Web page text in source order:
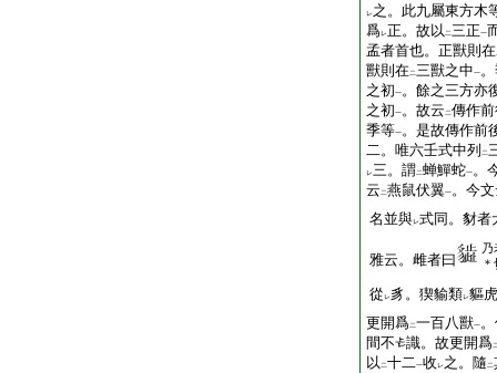
レ之。此九屬東方木
爲レ正。故以 二三正一
孟者首也。正獸則在
獸則在二三獸之中一
之初一。餘之三方亦
之初一。故云 二傳作
季等一。是故傳作前
二。唯六壬式中列
二
レ三。謂二蝉鱓蛇一。
云 二燕鼠伏翼一。今
名並與レ式同。豺者
雅云。雌者曰
乃
從 レ豸。猰貐類レ貙
更開爲二一百八獸一
間不
識。故更開爲
以 二十二一收 レ之。隨 二